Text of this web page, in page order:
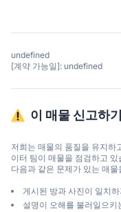
undefined
[계약 가능일]: undefined
이 매물 신고하기
저희는 매물의 품질을 유지하
이터 팀이 매물을 점검하고 있
다음과 같은 문제가 있는 매물
게시된 방과 사진이 일치
설명이 오해를 불러일으키